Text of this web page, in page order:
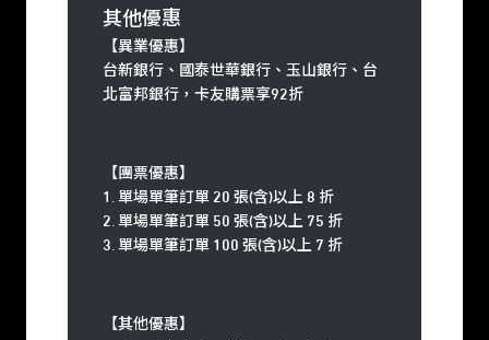
其他優惠
【異業優惠】
台新銀行、國泰世華銀行、玉山銀行、台
北富邦銀行，卡友購票享92折
【團票優惠】
1. 單場單筆訂單 20 張(含)以上 8 折
2. 單場單筆訂單 50 張(含)以上 75 折
3. 單場單筆訂單 100 張(含)以上 7 折
【其他優惠】